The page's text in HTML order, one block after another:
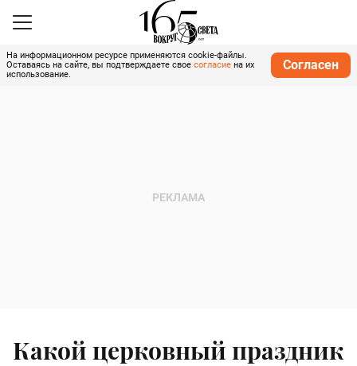
На информационном ресурсе применяются cookie-файлы.
Оставаясь на сайте, вы подтверждаете свое согласие на их
использование.
Согласен
Какой церковный праздник